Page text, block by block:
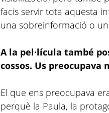
facis servir tota aquesta
una sobreinformació o
A la pel·lícula també
cossos. Us
El que ens preocupava
perquè la Paula, la